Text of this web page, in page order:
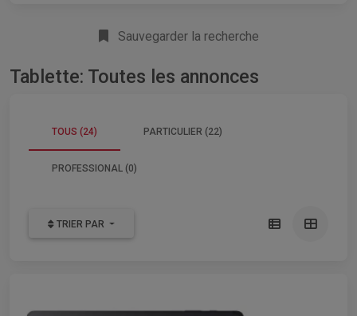
Sauvegarder la recherche
Tablette: Toutes les annonces
TOUS (24) PARTICULIER (22)
PROFESSIONAL (0)
TRIER PAR